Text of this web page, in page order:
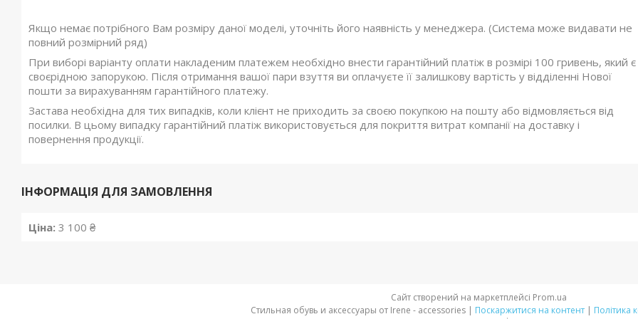
Якщо немає потрібного Вам розміру даної моделі, уточніть його наявність у менеджера. (Система може видавати не
повний розмірний ряд)
При виборі варіанту оплати накладеним платежем необхідно внести гарантійний платіж в розмірі 100 гривень, який є
своєрідною запорукою. Після отримання вашої пари взуття ви оплачуєте її залишкову вартість у відділенні Нової
пошти за вирахуванням гарантійного платежу.
Застава необхідна для тих випадків, коли клієнт не приходить за своєю покупкою на пошту або відмовляється від
посилки. В цьому випадку гарантійний платіж використовується для покриття витрат компанії на доставку і
повернення продукції.
ІНФОРМАЦІЯ ДЛЯ ЗАМОВЛЕННЯ
Ціна: 3 100 ₴
Сайт створений на маркетплейсі Prom.ua
Стильная обувь и аксессуары от Irene - accessories | Поскаржитися на контент | Політика